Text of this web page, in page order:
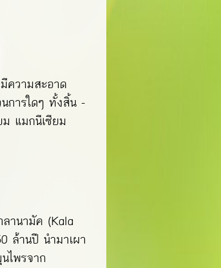
ความสะอาด
การใดๆ ทั้งสิ้น -
แมกนีเซียม
านามัค (Kala
ล้านปี นำมาเผา
ไพรจาก